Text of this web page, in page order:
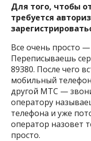
Для того, чтобы
требуется
Все очень просто
Переписываешь
89380. После чего
мобильный
другой МТС —
оператору
телефона и уже
оператор назовет
просто.